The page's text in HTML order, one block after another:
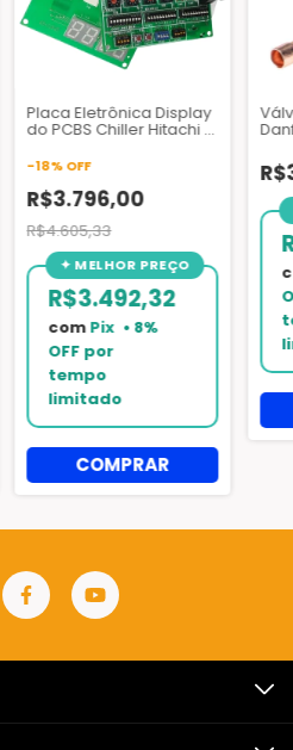
Placa Eletrônica Display
do PCBS Chiller Hitachi -
-18%OFF
R$3.796,00
R$4.605,33
R$3.492,32
com Pix